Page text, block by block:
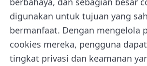
digunakan untuk tujuan yang
bermanfaat. Dengan mengelola
cookies mereka, pengguna
tingkat privasi dan keamanan